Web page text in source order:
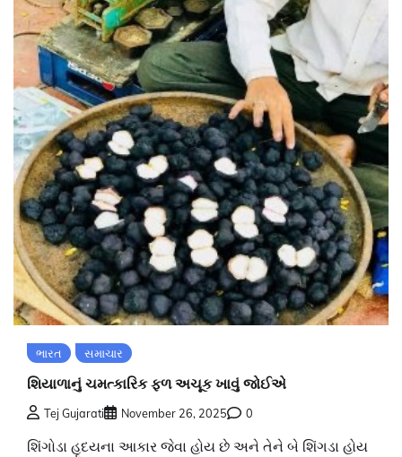
ભારત સમાચાર
શિયાળાનું ચમત્કારિક ફળ અચૂક ખાવું જોઈએ
Tej Gujarati November 26, 2025 0
શિંગોડા હૃદયના આકાર જેવા હોય છે અને તેને બે શિંગડા હોય